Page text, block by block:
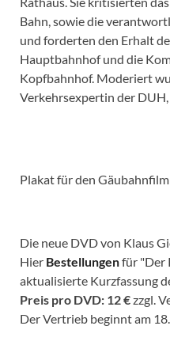
Bahn, sowie die
und forderten den Erhalt
Hauptbahnhof und die
Kopfbahnhof. Moderiert
Verkehrsexpertin der DUH,
Plakat für den
Die neue DVD von Klaus
Hier Bestellungenfür "Der
aktualisierte Kurzfassung
Preis pro DVD: 12 €zzgl.
Der Vertrieb beginnt am